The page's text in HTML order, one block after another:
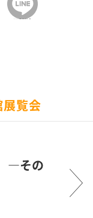
展覧会
―その